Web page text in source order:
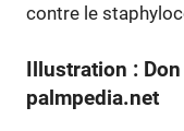
contre le
Illustration :
palmpedia.net